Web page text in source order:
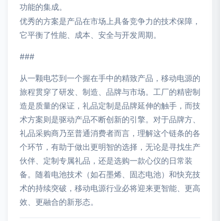
功能的集成。
优秀的方案是产品在市场上具备竞争力的技术保障，
它平衡了性能、成本、安全与开发周期。
###
从一颗电芯到一个握在手中的精致产品，移动电源的
旅程贯穿了研发、制造、品牌与市场。工厂的精密制
造是质量的保证，礼品定制是品牌延伸的触手，而技
术方案则是驱动产品不断创新的引擎。对于品牌方、
礼品采购商乃至普通消费者而言，理解这个链条的各
个环节，有助于做出更明智的选择，无论是寻找生产
伙伴、定制专属礼品，还是选购一款心仪的日常装
备。随着电池技术（如石墨烯、固态电池）和快充技
术的持续突破，移动电源行业必将迎来更智能、更高
效、更融合的新形态。